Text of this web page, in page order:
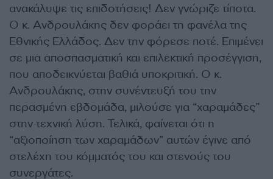
ανακάλυψε τις επιδοτήσεις! Δεν γνώριζε τίποτα.
Ο κ. Ανδρουλάκης δεν φοράει τη φανέλα της
Εθνικής Eλλάδος. Δεν την φόρεσε ποτέ. Επιμένει
σε μια αποσπασματική και επιλεκτική προσέγγιση,
που αποδεικνύεται βαθιά υποκριτική. Ο κ.
Ανδρουλάκης, στην συνέντευξή του την
περασμένη εβδομάδα, μιλούσε για “χαραμάδες”
στην τεχνική λύση. Τελικά, φαίνεται ότι η
“αξιοποίηση των χαραμάδων” αυτών έγινε από
στελέχη του κόμματός του και στενούς του
συνεργάτες.